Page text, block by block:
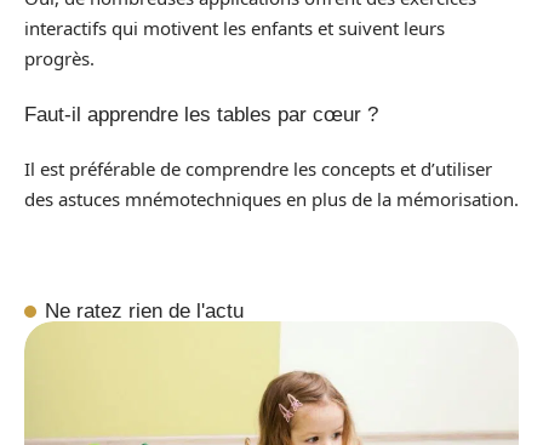
interactifs qui motivent les enfants et suivent leurs
progrès.
Faut-il apprendre les tables par cœur ?
Il est préférable de comprendre les concepts et d’utiliser
des astuces mnémotechniques en plus de la mémorisation.
Ne ratez rien de l'actu